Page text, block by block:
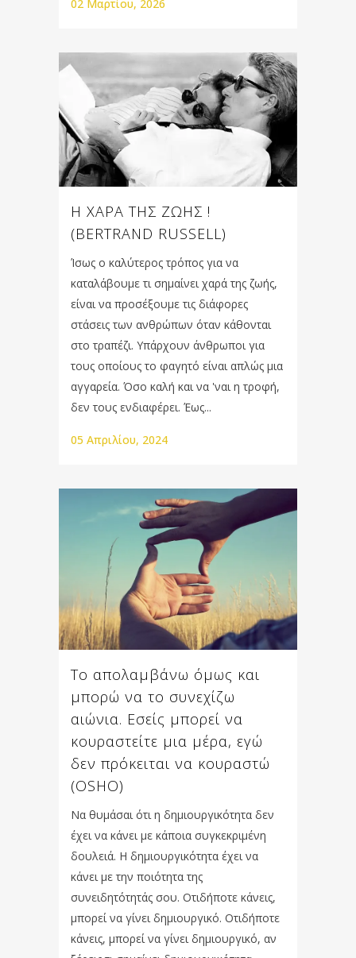
02 Μαρτίου, 2026
Η ΧΑΡΑ ΤΗΣ ΖΩΗΣ !
(BERTRAND RUSSELL)
Ίσως ο καλύτερος τρόπος για να
καταλάβουμε τι σημαίνει χαρά της ζωής,
είναι να προσέξουμε τις διάφορες
στάσεις των ανθρώπων όταν κάθονται
στο τραπέζι. Υπάρχουν άνθρωποι για
τους οποίους το φαγητό είναι απλώς μια
αγγαρεία. Όσο καλή και να 'ναι η τροφή,
δεν τους ενδιαφέρει. Έως...
05 Απριλίου, 2024
Το απολαμβάνω όμως και
μπορώ να το συνεχίζω
αιώνια. Εσείς μπορεί να
κουραστείτε μια μέρα, εγώ
δεν πρόκειται να κουραστώ
(OSHO)
Να θυμάσαι ότι η δημιουργικότητα δεν
έχει να κάνει με κάποια συγκεκριμένη
δουλειά. Η δημιουργικότητα έχει να
κάνει με την ποιότητα της
συνειδητότητάς σου. Οτιδήποτε κάνεις,
μπορεί να γίνει δημιουργικό. Οτιδήποτε
κάνεις, μπορεί να γίνει δημιουργικό, αν